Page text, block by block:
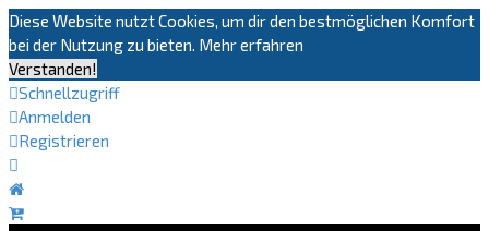
Diese Website nutzt Cookies, um dir den bestmöglichen Komfort
bei der Nutzung zu bieten. Mehr erfahren
Verstanden!
Schnellzugriff
Anmelden
Registrieren